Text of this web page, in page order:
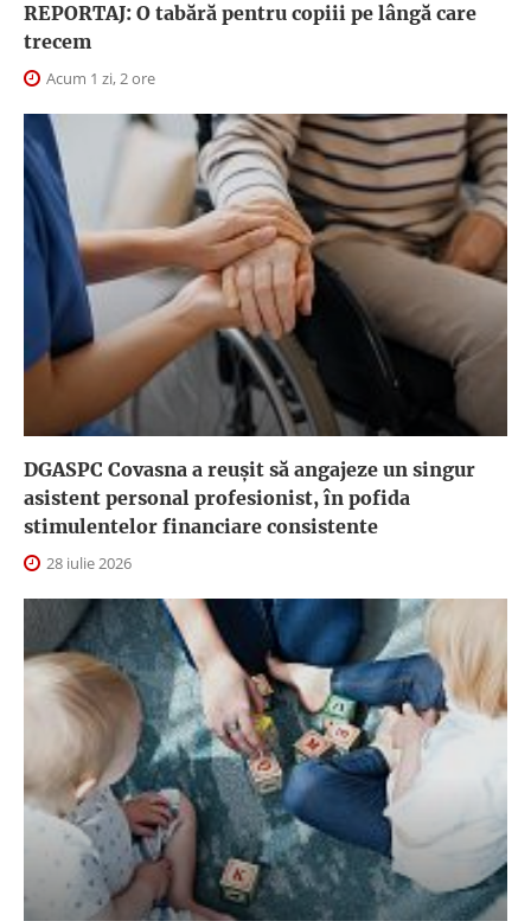
REPORTAJ: O tabără pentru copiii pe lângă care
trecem
Acum 1 zi, 2 ore
DGASPC Covasna a reuşit să angajeze un singur
asistent personal profesionist, în pofida
stimulentelor financiare consistente
28 iulie 2026